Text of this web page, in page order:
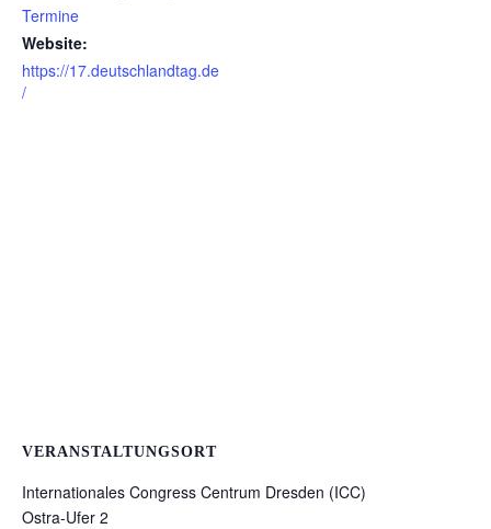
Termine
Website:
https://17.deutschlandtag.de
/
VERANSTALTUNGSORT
Internationales Congress Centrum Dresden (ICC)
Ostra-Ufer 2